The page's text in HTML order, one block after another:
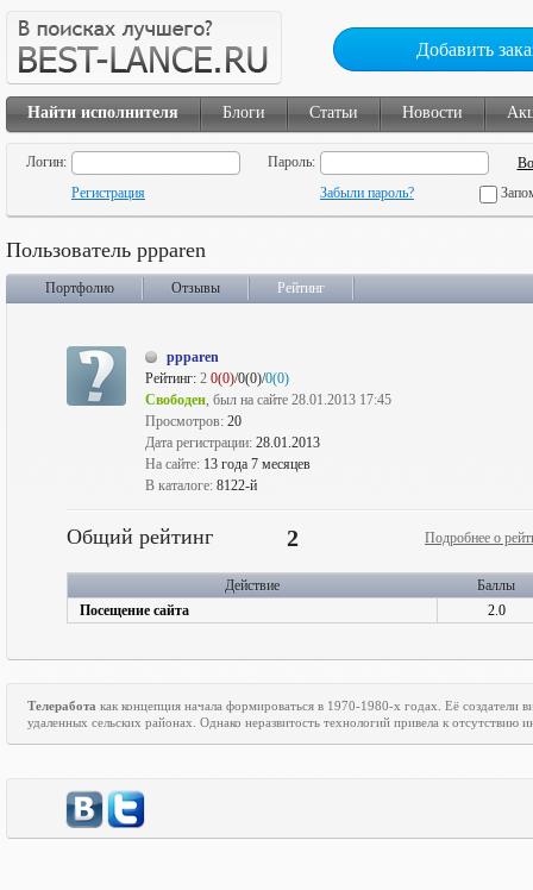
Добавить
Найти исполнителя Блоги Статьи Новости
Логин:
Пароль:
Регистрация
Забыли пароль?
Пользователь ppparen
Портфолио Отзывы Рейтинг
ppparen
Рейтинг: 2 0(0)/0(0)/0(0)
Свободен, был на сайте 28.01.2013 17:45
Просмотров: 20
Дата регистрации: 28.01.2013
На сайте: 13 года 7 месяцев
В каталоге: 8122-й
Общий рейтинг 2 Подробнее о
Действие
Баллы
Посещение сайта
2.0
Телеработа как концепция начала формироваться в 1970-1980-х годах. Её
удаленных сельских районах. Однако неразвитость технологий привела к отсутствию